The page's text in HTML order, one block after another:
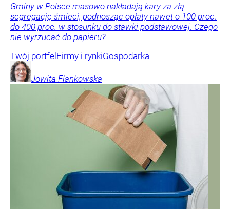
Gminy w Polsce masowo nakładają kary za złą
segregację śmieci, podnosząc opłaty nawet o 100 proc.
do 400 proc. w stosunku do stawki podstawowej. Czego
nie wyrzucać do papieru?
Twój portfelFirmy i rynkiGospodarka
Jowita Flankowska